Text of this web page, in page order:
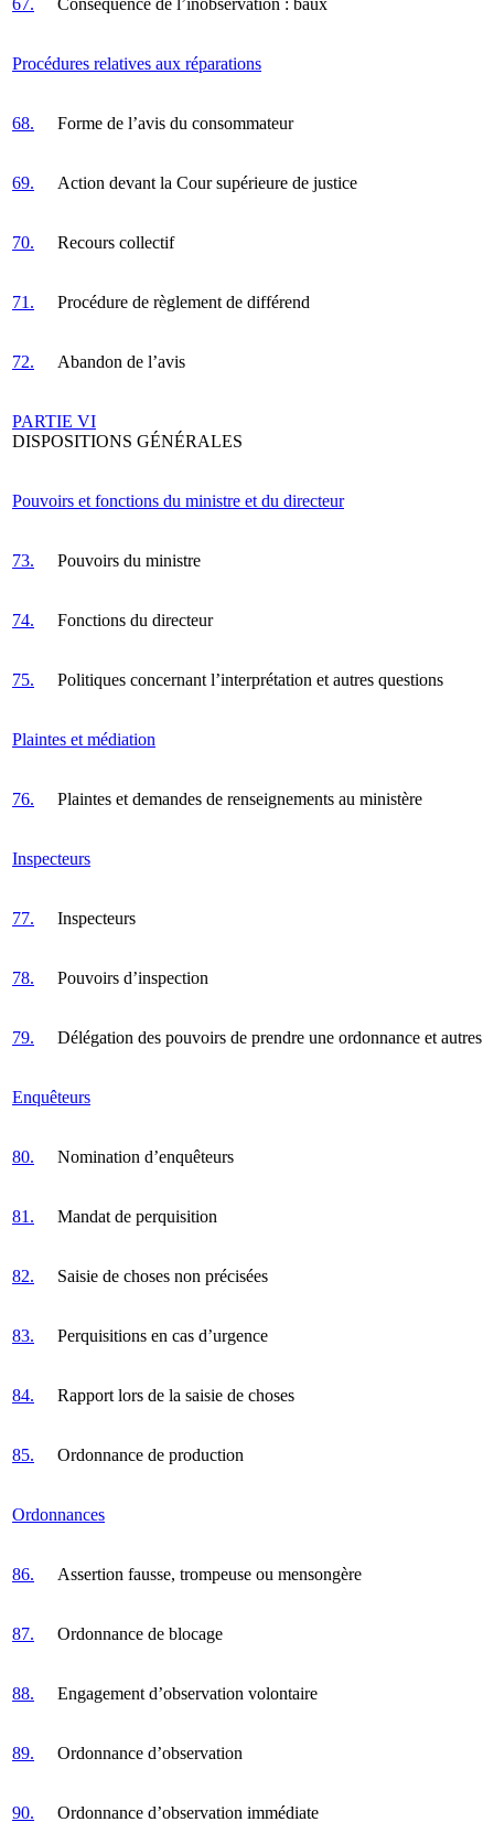
67. Conséquence de l’inobservation : baux
Procédures relatives aux réparations
68. Forme de l’avis du consommateur
69. Action devant la Cour supérieure de justice
70. Recours collectif
71. Procédure de règlement de différend
72. Abandon de l’avis
PARTIE VI
DISPOSITIONS GÉNÉRALES
Pouvoirs et fonctions du ministre et du directeur
73. Pouvoirs du ministre
74. Fonctions du directeur
75. Politiques concernant l’interprétation et autres questions
Plaintes et médiation
76. Plaintes et demandes de renseignements au ministère
Inspecteurs
77. Inspecteurs
78. Pouvoirs d’inspection
79. Délégation des pouvoirs de prendre une ordonnance et autres
Enquêteurs
80. Nomination d’enquêteurs
81. Mandat de perquisition
82. Saisie de choses non précisées
83. Perquisitions en cas d’urgence
84. Rapport lors de la saisie de choses
85. Ordonnance de production
Ordonnances
86. Assertion fausse, trompeuse ou mensongère
87. Ordonnance de blocage
88. Engagement d’observation volontaire
89. Ordonnance d’observation
90. Ordonnance d’observation immédiate